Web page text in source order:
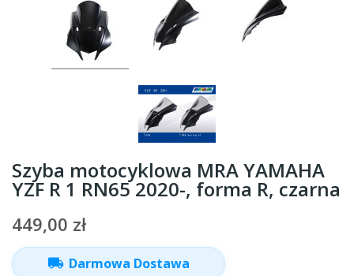
Szyba motocyklowa MRA YAMAHA
YZF R 1 RN65 2020-, forma R, czarna
449,00 zł
local_shipping Darmowa Dostawa